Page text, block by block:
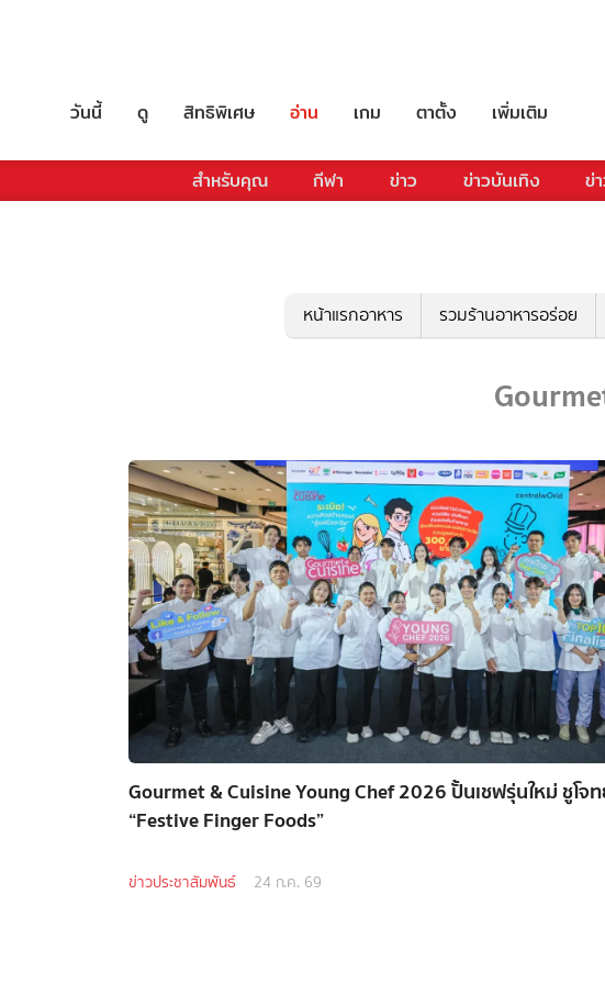
วันนี้ ดู สิทธิพิเศษ อ่าน เกม ตาตั้ง เพิ่มเติม
สำหรับคุณ กีฬา ข่าว ข่าวบันเทิง ข่
หน้าแรกอาหาร รวมร้านอาหารอร่อย
Gourmet & Cuisine Young Chef 2026 ปั้นเชฟรุ่นใหม่ ชูโจ
“Festive Finger Foods”
ข่าวประชาสัมพันธ์ 24 ก.ค. 69